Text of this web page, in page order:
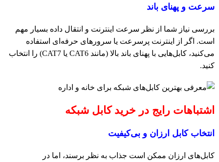
سرعت و پهنای باند
بررسی نیاز شما از نظر سرعت اینترنت و انتقال داده بسیار مهم
است. اگر از اینترنت پرسرعت یا سرورهای حرفه‌ای استفاده
می‌کنید، کابل‌هایی با پهنای باند بالا (مانند CAT6 یا CAT7) را انتخاب
کنید.
اشتباهات رایج در خرید کابل شبکه
انتخاب کابل ارزان و بی‌کیفیت
کابل‌های ارزان ممکن است جذاب به نظر برسند، اما در